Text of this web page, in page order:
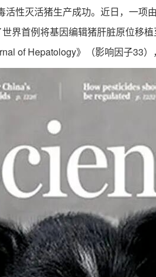
性灭活猪生产成功。近日，一
界首例将基因编辑猪肝脏原位移
of Hepatology》（影响因子33